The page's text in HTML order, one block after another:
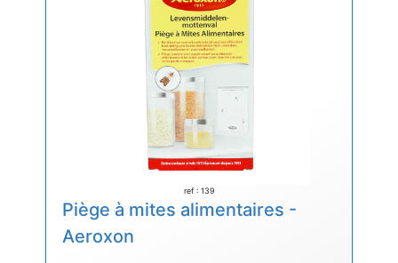
ref : 139
Piège à mites alimentaires -
Aeroxon